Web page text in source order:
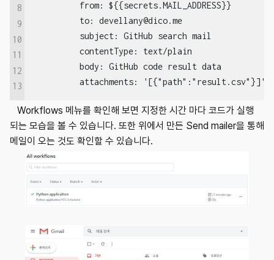
8
9
10
11
12
13
          from: ${{secrets.MAIL_ADDRESS}}
          to: devellany@dico.me
          subject: GitHub search mail
          contentType: text/plain
          body: GitHub code result data
          attachments: '[{"path":"result.csv"}]'
Workflows 메뉴를 확인해 보면 지정한 시간 마다 코드가 실행
되는 모습을 볼 수 있습니다. 또한 위에서 만든 Send mailer을 통해
메일이 오는 것도 확인할 수 있습니다.